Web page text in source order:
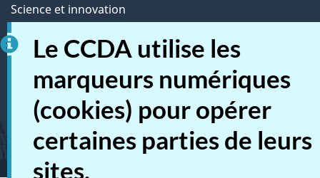
Le CCDA utilise les
marqueurs numériques
(cookies) pour opérer
certaines parties de leurs
sites.
Science et innovation
Autochtones
Vétérans et militaires
Jeunesse
Gérer les événements de la vie